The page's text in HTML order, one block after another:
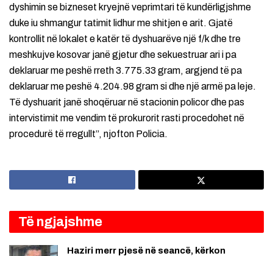
dyshimin se bizneset kryejnë veprimtari të kundërligjshme
duke iu shmangur tatimit lidhur me shitjen e arit. Gjatë
kontrollit në lokalet e katër të dyshuarëve një f/k dhe tre
meshkujve kosovar janë gjetur dhe sekuestruar ari i pa
deklaruar me peshë rreth 3.775.33 gram, argjend të pa
deklaruar me peshë 4.204.98 gram si dhe një armë pa leje.
Të dyshuarit janë shoqëruar në stacionin policor dhe pas
intervistimit me vendim të prokurorit rasti procedohet në
procedurë të rregullt”, njofton Policia.
Të ngjajshme
Haziri merr pjesë në seancë, kërkon